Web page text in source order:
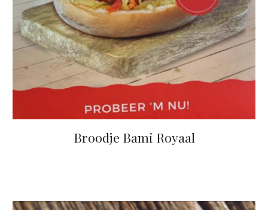
Broodje Bami Royaal